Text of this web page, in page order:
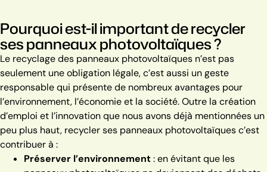
Pourquoi est-il important de recycler
ses panneaux photovoltaïques ?
Le recyclage des panneaux photovoltaïques n’est pas
seulement une obligation légale, c’est aussi un geste
responsable qui présente de nombreux avantages pour
l’environnement, l’économie et la société. Outre la création
d’emploi et l’innovation que nous avons déjà mentionnées un
peu plus haut, recycler ses panneaux photovoltaïques c’est
contribuer à :
Préserver l’environnement: en évitant que les